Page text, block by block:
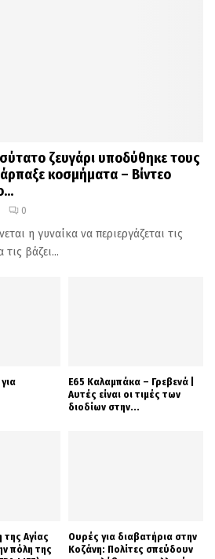
ζευγάρι υποδύθηκε τους
κοσμήματα – Βίντεο
0
η γυναίκα να περιεργάζεται τις
τις βάζει...
Ε65 Καλαμπάκα – Γρεβενά |
Αυτές είναι οι τιμές των
διοδίων στην...
της Αγίας
πόλη της
Ουρές για διαβατήρια στην
Κοζάνη: Πολίτες σπεύδουν